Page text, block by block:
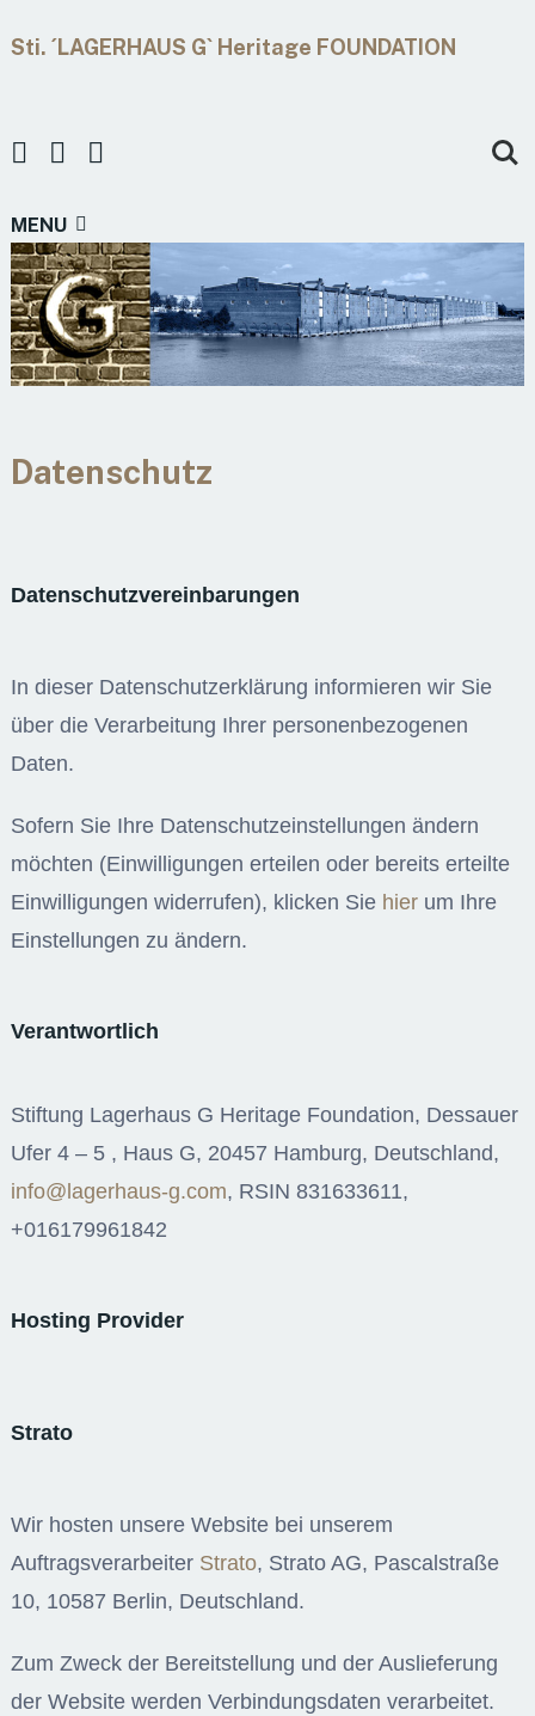
Sti. ´LAGERHAUS G` Heritage FOUNDATION
MENU
Datenschutz
Datenschutzvereinbarungen
In dieser Datenschutzerklärung informieren wir Sie
über die Verarbeitung Ihrer personenbezogenen
Daten.
Sofern Sie Ihre Datenschutzeinstellungen ändern
möchten (Einwilligungen erteilen oder bereits erteilte
Einwilligungen widerrufen), klicken Sie hierum Ihre
Einstellungen zu ändern.
Verantwortlich
Stiftung Lagerhaus G Heritage Foundation, Dessauer
Ufer 4 – 5 , Haus G, 20457 Hamburg, Deutschland,
info@lagerhaus-g.com, RSIN 831633611,
+016179961842
Hosting Provider
Strato
Wir hosten unsere Website bei unserem
Auftragsverarbeiter Strato, Strato AG, Pascalstraße
10, 10587 Berlin, Deutschland.
Zum Zweck der Bereitstellung und der Auslieferung
der Website werden Verbindungsdaten verarbeitet.